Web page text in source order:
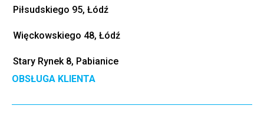
Piłsudskiego 95, Łódź
Więckowskiego 48, Łódź
Stary Rynek 8, Pabianice
OBSŁUGA KLIENTA